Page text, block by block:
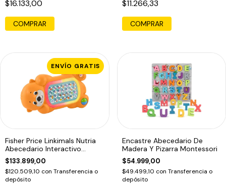
$16.133,00
$11.266,33
COMPRAR
ENVÍO GRATIS
Fisher Price Linkimals Nutria
Abecedario Interactivo
Frases
$133.899,00
$120.509,10 con Transferencia o
depósito
Encastre Abecedario De
Madera Y Pizarra Montessori
$54.999,00
$49.499,10 con Transferencia o
depósito